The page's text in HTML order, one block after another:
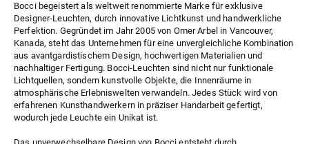
Bocci begeistert als weltweit renommierte Marke für exklusive
Designer-Leuchten, durch innovative Lichtkunst und handwerkliche
Perfektion. Gegründet im Jahr 2005 von Omer Arbel in Vancouver,
Kanada, steht das Unternehmen für eine unvergleichliche Kombination
aus avantgardistischem Design, hochwertigen Materialien und
nachhaltiger Fertigung. Bocci-Leuchten sind nicht nur funktionale
Lichtquellen, sondern kunstvolle Objekte, die Innenräume in
atmosphärische Erlebniswelten verwandeln. Jedes Stück wird von
erfahrenen Kunsthandwerkern in präziser Handarbeit gefertigt,
wodurch jede Leuchte ein Unikat ist.